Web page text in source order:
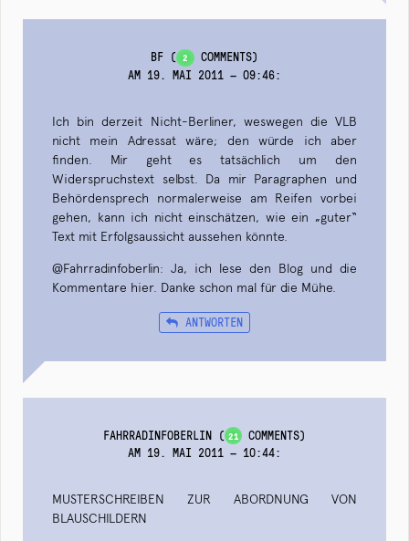
BF ( 2 COMMENTS)
AM 19. MAI 2011 — 09:46:
Ich bin derzeit Nicht-Berliner, weswegen die VLB
nicht mein Adressat wäre; den würde ich aber
finden. Mir geht es tatsächlich um den
Widerspruchstext selbst. Da mir Paragraphen und
Behördensprech normalerweise am Reifen vorbei
gehen, kann ich nicht einschätzen, wie ein „guter“
Text mit Erfolgsaussicht aussehen könnte.
@Fahrradinfoberlin: Ja, ich lese den Blog und die
Kommentare hier. Danke schon mal für die Mühe.
ANTWORTEN
FAHRRADINFOBERLIN ( 21
COMMENTS)
AM 19. MAI 2011 — 10:44:
MUSTERSCHREIBEN ZUR ABORDNUNG VON
BLAUSCHILDERN